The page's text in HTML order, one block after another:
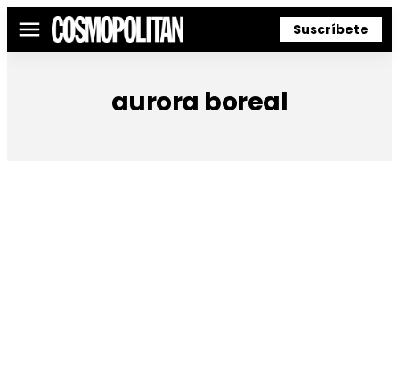
Menú Suscríbete
aurora boreal